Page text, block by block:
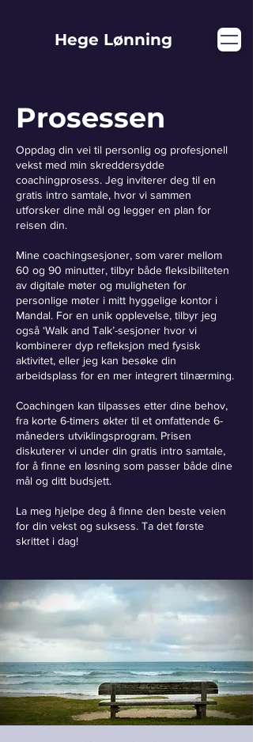
Hege Lønning
Prosessen
Oppdag din vei til personlig og profesjonell
vekst med min skreddersydde
coachingprosess. Jeg inviterer deg til en
gratis intro samtale, hvor vi sammen
utforsker dine mål og legger en plan for
reisen din.
Mine coachingsesjoner, som varer mellom
60 og 90 minutter, tilbyr både fleksibiliteten
av digitale møter og muligheten for
personlige møter i mitt hyggelige kontor i
Mandal. For en unik opplevelse, tilbyr jeg
også ‘Walk and Talk’-sesjoner hvor vi
kombinerer dyp refleksjon med fysisk
aktivitet, eller jeg kan besøke din
arbeidsplass for en mer integrert tilnærming.
Coachingen kan tilpasses etter dine behov,
fra korte 6-timers økter til et omfattende 6-
måneders utviklingsprogram. Prisen
diskuterer vi under din gratis intro samtale,
for å finne en løsning som passer både dine
mål og ditt budsjett.
La meg hjelpe deg å finne den beste veien
for din vekst og suksess. Ta det første
skrittet i dag!